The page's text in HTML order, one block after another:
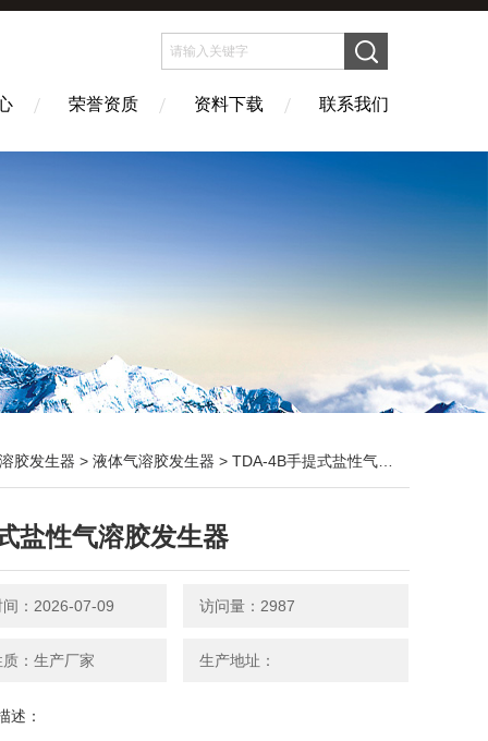
荣誉资质 资料下载 联系我们
胶发生器 > 液体气溶胶发生器 > TDA-4B手提式盐性气溶胶发生器
盐性气溶胶发生器
间：2026-07-09 访问量：2987
质：生产厂家 生产地址：
述：